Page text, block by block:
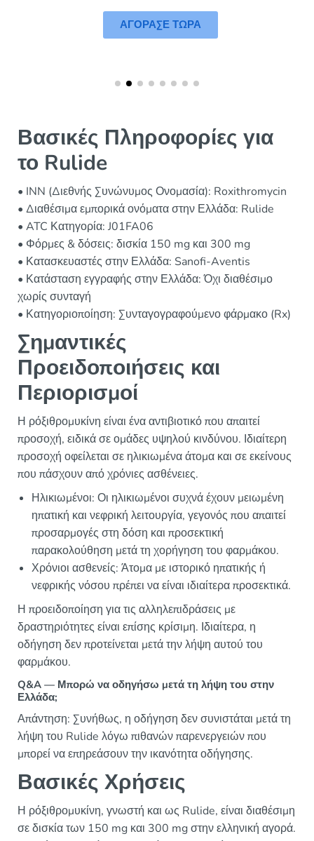
ΑΓΟΡΑΣΕ ΤΩΡΑ
Βασικές Πληροφορίες για
το Rulide
• INN (Διεθνής Συνώνυμος Ονομασία): Roxithromycin
• Διαθέσιμα εμπορικά ονόματα στην Ελλάδα: Rulide
• ATC Κατηγορία: J01FA06
• Φόρμες & δόσεις: δισκία 150 mg και 300 mg
• Κατασκευαστές στην Ελλάδα: Sanofi-Aventis
• Κατάσταση εγγραφής στην Ελλάδα: Όχι διαθέσιμο
χωρίς συνταγή
• Κατηγοριοποίηση: Συνταγογραφούμενο φάρμακο (Rx)
Σημαντικές
Προειδοποιήσεις και
Περιορισμοί
Η ρόξιθρομυκίνη είναι ένα αντιβιοτικό που απαιτεί
προσοχή, ειδικά σε ομάδες υψηλού κινδύνου. Ιδιαίτερη
προσοχή οφείλεται σε ηλικιωμένα άτομα και σε εκείνους
που πάσχουν από χρόνιες ασθένειες.
Ηλικιωμένοι: Οι ηλικιωμένοι συχνά έχουν μειωμένη
ηπατική και νεφρική λειτουργία, γεγονός που απαιτεί
προσαρμογές στη δόση και προσεκτική
παρακολούθηση μετά τη χορήγηση του φαρμάκου.
Χρόνιοι ασθενείς: Άτομα με ιστορικό ηπατικής ή
νεφρικής νόσου πρέπει να είναι ιδιαίτερα προσεκτικά.
Η προειδοποίηση για τις αλληλεπιδράσεις με
δραστηριότητες είναι επίσης κρίσιμη. Ιδιαίτερα, η
οδήγηση δεν προτείνεται μετά την λήψη αυτού του
φαρμάκου.
Q&A — Μπορώ να οδηγήσω μετά τη λήψη του στην
Ελλάδα;
Απάντηση: Συνήθως, η οδήγηση δεν συνιστάται μετά τη
λήψη του Rulide λόγω πιθανών παρενεργειών που
μπορεί να επηρεάσουν την ικανότητα οδήγησης.
Βασικές Χρήσεις
Η ρόξιθρομυκίνη, γνωστή και ως Rulide, είναι διαθέσιμη
σε δισκία των 150 mg και 300 mg στην ελληνική αγορά.